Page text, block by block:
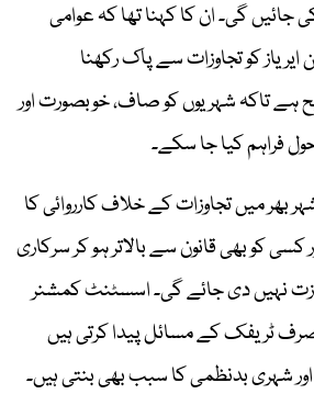
جائیں گی۔ ان کا کہنا تھا کہ عوامی
کو تجاوزات سے پاک رکھنا
ہے تاکہ شہریوں کو صاف، خوبصورت اور
فراہم کیا جا سکے۔
بھر میں تجاوزات کے خلاف کارروائی کا
کو بھی قانون سے بالاتر ہو کر سرکاری
نہیں دی جائے گی۔ اسسٹنٹ کمشنر
ٹریفک کے مسائل پیدا کرتی ہیں
اور شہری بدنظمی کا سبب بھی بنتی ہیں۔